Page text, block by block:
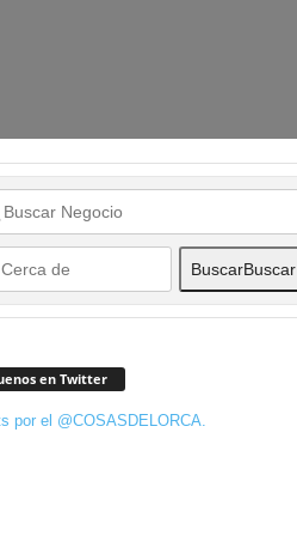
BuscarBuscar
en Twitter
por el @COSASDELORCA.